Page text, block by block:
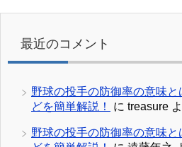
最近のコメント
野球の投手の防御率の意味
どを簡単解説！
に treasure
野球の投手の防御率の意味